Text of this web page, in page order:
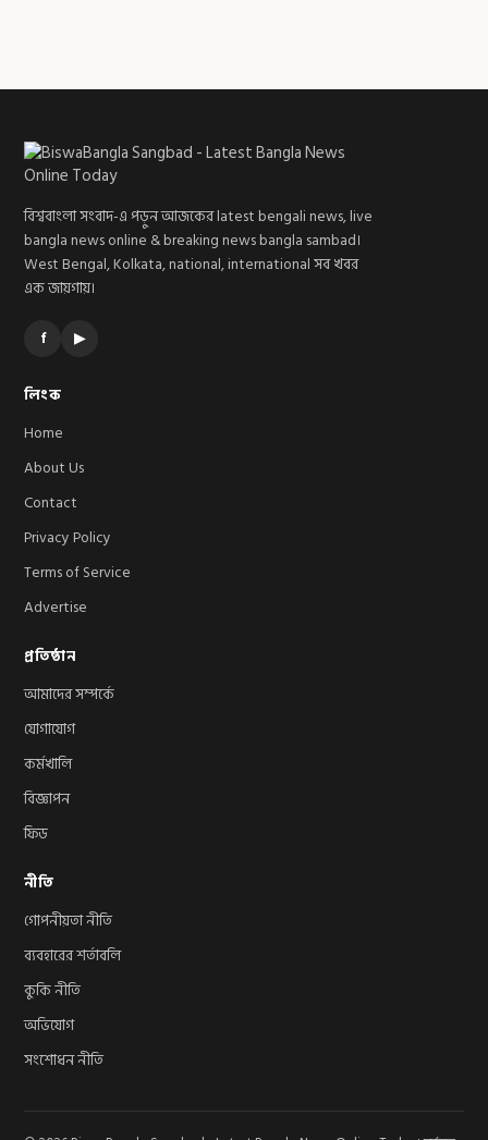
বিশ্ববাংলা সংবাদ-এ পড়ুন আজকের latest bengali news, live
bangla news online & breaking news bangla sambad।
West Bengal, Kolkata, national, international সব খবর
এক জায়গায়।
f ▶
লিংক
Home
About Us
Contact
Privacy Policy
Terms of Service
Advertise
প্রতিষ্ঠান
আমাদের সম্পর্কে
যোগাযোগ
কর্মখালি
বিজ্ঞাপন
ফিড
নীতি
গোপনীয়তা নীতি
ব্যবহারের শর্তাবলি
কুকি নীতি
অভিযোগ
সংশোধন নীতি